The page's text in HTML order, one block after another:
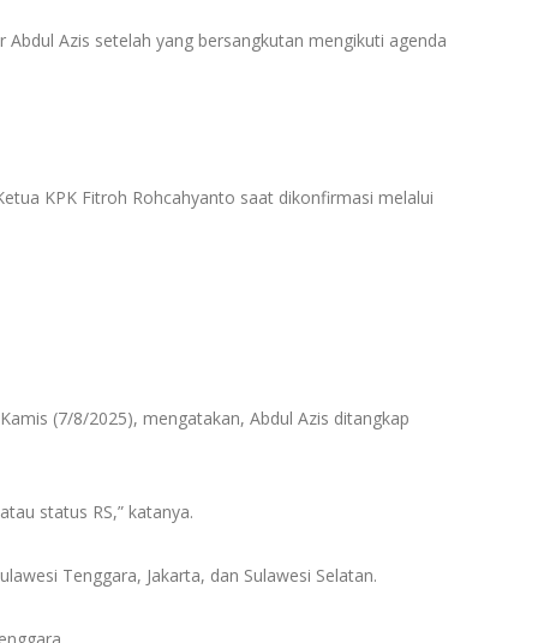
Azis setelah yang bersangkutan mengikuti agenda
KPK Fitroh Rohcahyanto saat dikonfirmasi melalui
(7/8/2025), mengatakan, Abdul Azis ditangkap
status RS,” katanya.
Tenggara, Jakarta, dan Sulawesi Selatan.